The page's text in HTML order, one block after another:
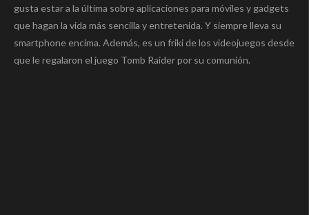
gusta estar a la última sobre aplicaciones para móviles y gadgets
que hagan la vida más sencilla y entretenida. Y siempre lleva su
smartphone encima. Además, es un friki de los videojuegos desde
que le regalaron el juego Tomb Raider por su comunión.